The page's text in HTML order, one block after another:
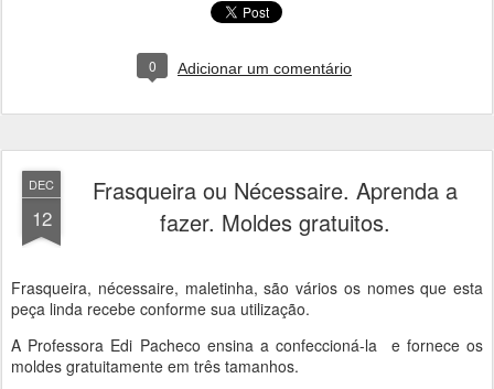
0 Adicionar um comentário
DEC
12
Frasqueira ou Nécessaire. Aprenda a
fazer. Moldes gratuitos.
Frasqueira, nécessaire, maletinha, são vários os nomes que esta
peça linda recebe conforme sua utilização.
A Professora Edi Pacheco ensina a confeccioná-la e fornece os
moldes gratuitamente em três tamanhos.